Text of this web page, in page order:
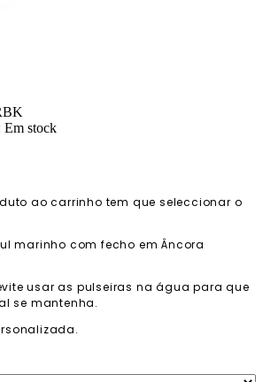
Em stock
ao carrinho tem que seleccionar o
marinho com fecho em Âncora
usar as pulseiras na água para que
se mantenha.